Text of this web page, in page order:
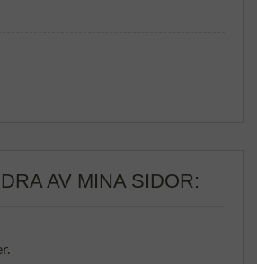
AV MINA SIDOR: